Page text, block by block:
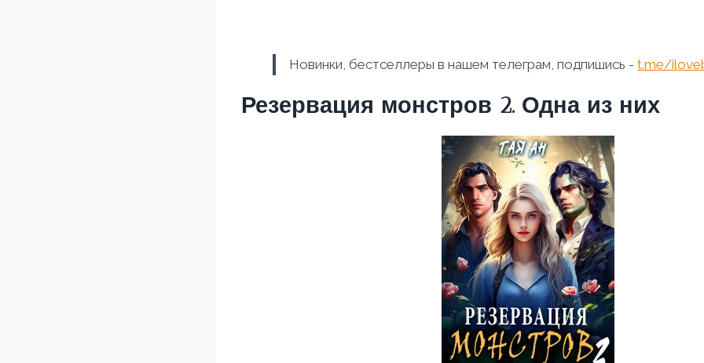
Новинки, бестселлеры в нашем телеграм, подпишись - t.me/
Резервация монстров 2. Одна из них